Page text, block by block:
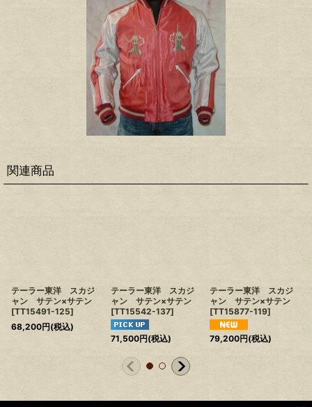
関連商品
テーラー東洋 スカジ
ャン サテン×サテン
[TT15491-125]
68,200円(税込)
テーラー東洋 スカジ
ャン サテン×サテン
[TT15542-137]
71,500円(税込)
テーラー東洋 スカジ
ャン サテン×サテン
[TT15877-119]
79,200円(税込)